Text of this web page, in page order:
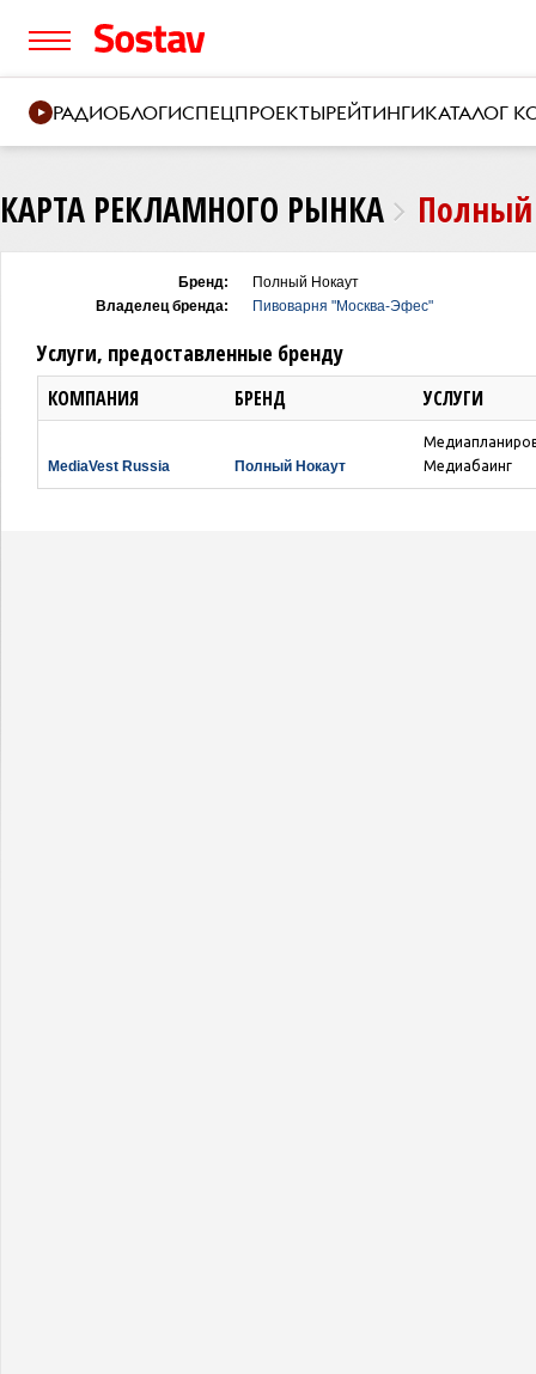
РАДИОБЛОГИСПЕЦПРОЕКТЫРЕЙТИНГИКАТАЛОГ
КАРТА РЕКЛАМНОГО РЫНКА Полный
Бренд:
Полный Нокаут
Владелец бренда:
Пивоварня "Москва-Эфес"
Услуги, предоставленные бренду
КОМПАНИЯ БРЕНД УСЛУГИ
MediaVest Russia Полный Нокаут
Медиабаинг